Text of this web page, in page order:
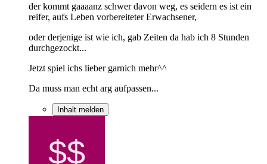
der kommt gaaaanz schwer davon weg, es seidern es ist ein
reifer, aufs Leben vorbereiteter Erwachsener,
oder derjenige ist wie ich, gab Zeiten da hab ich 8 Stunden
durchgezockt...
Jetzt spiel ichs lieber garnich mehr^^
Da muss man echt arg aufpassen...
Inhalt melden